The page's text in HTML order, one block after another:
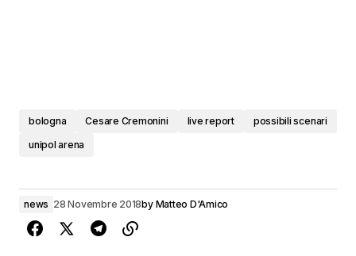
bologna Cesare Cremonini live report
possibili scenari
unipol arena
news 28 Novembre 2018by Matteo D'Amico